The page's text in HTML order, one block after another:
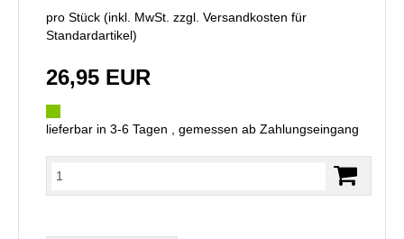
pro Stück (inkl. MwSt. zzgl. Versandkosten für
Standardartikel)
26,95 EUR
lieferbar in 3-6 Tagen , gemessen ab Zahlungseingang